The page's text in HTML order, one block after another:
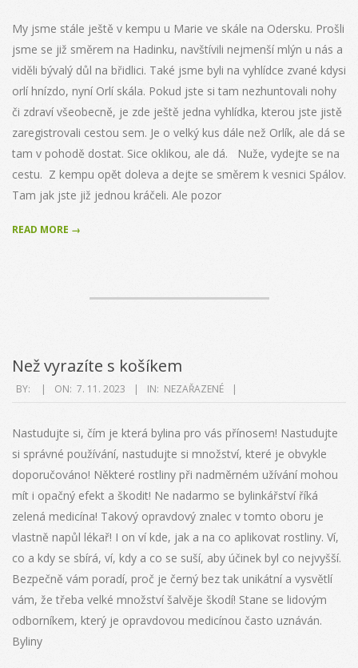
08
My jsme stále ještě v kempu u Marie ve skále na Odersku. Prošli
jsme se již směrem na Hadinku, navštívili nejmenší mlýn u nás a
viděli bývalý důl na břidlici. Také jsme byli na vyhlídce zvané kdysi
orlí hnízdo, nyní Orlí skála. Pokud jste si tam nezhuntovali nohy
či zdraví všeobecně, je zde ještě jedna vyhlídka, kterou jste jistě
zaregistrovali cestou sem. Je o velký kus dále než Orlík, ale dá se
tam v pohodě dostat. Sice oklikou, ale dá. Nuže, vydejte se na
cestu. Z kempu opět doleva a dejte se směrem k vesnici Spálov.
Tam jak jste již jednou kráčeli. Ale pozor
READ MORE →
Než vyrazíte s košíkem
2023-
07
BY: ON: 7. 11. 2023 IN: NEZAŘAZENÉ
Nastudujte si, čím je která bylina pro vás přínosem! Nastudujte
si správné používání, nastudujte si množství, které je obvykle
doporučováno! Některé rostliny při nadměrném užívání mohou
mít i opačný efekt a škodit! Ne nadarmo se bylinkářství říká
zelená medicína! Takový opravdový znalec v tomto oboru je
vlastně napůl lékař! I on ví kde, jak a na co aplikovat rostliny. Ví,
co a kdy se sbírá, ví, kdy a co se suší, aby účinek byl co nejvyšší.
Bezpečně vám poradí, proč je černý bez tak unikátní a vysvětlí
vám, že třeba velké množství šalvěje škodí! Stane se lidovým
odborníkem, který je opravdovou medicínou často uznáván.
Byliny